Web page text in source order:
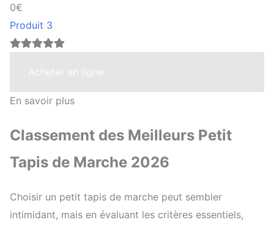
0€
Produit 3
Acheter en ligne
En savoir plus
Classement des Meilleurs Petit
Tapis de Marche 2026
Choisir un petit tapis de marche peut sembler
intimidant, mais en évaluant les critères essentiels,